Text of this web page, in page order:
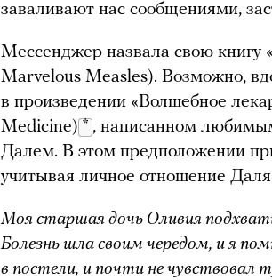
заваливают нас сообщениями,
Мессенджер назвала свою книгу
Marvelous Measles). Возможно,
в произведении «Волшебное
Medicine) * , написанном
Далем. В этом предположении
учитывая личное отношение
Моя старшая дочь Оливия
Болезнь шла своим чередом, и я
в постели, и почти не